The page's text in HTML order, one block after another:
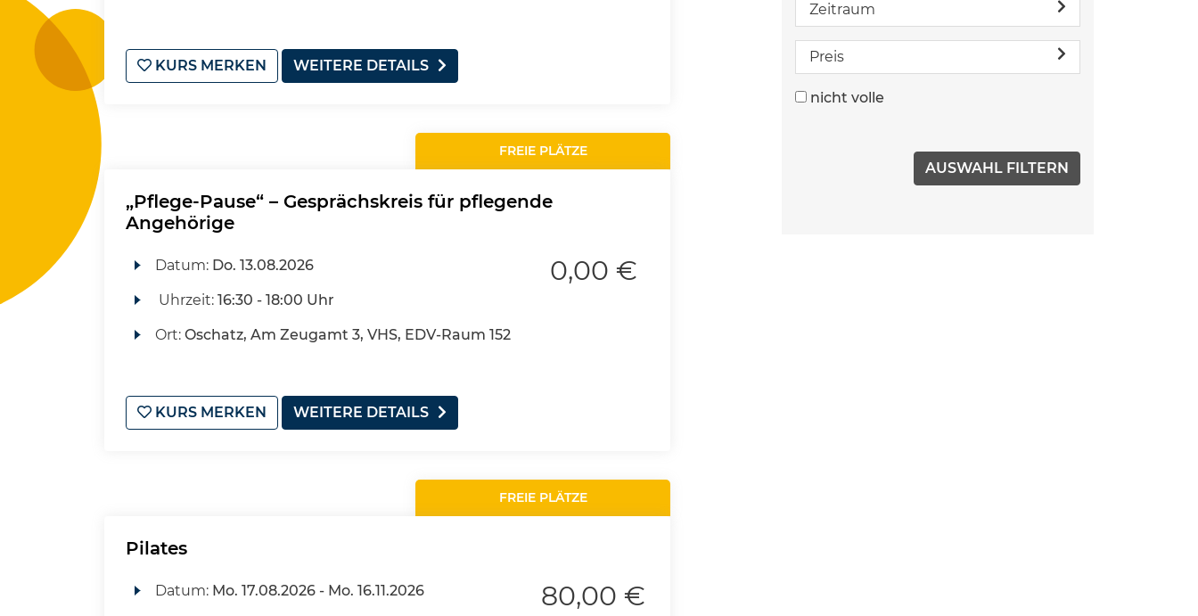
KURS MERKEN WEITERE DETAILS
FREIE PLÄTZE
„Pflege-Pause“ – Gesprächskreis für pflegende
Angehörige
Datum: Do. 13.08.2026
Uhrzeit: 16:30 - 18:00 Uhr
Ort: Oschatz, Am Zeugamt 3, VHS, EDV-Raum 152
0,00 €
KURS MERKEN WEITERE DETAILS
FREIE PLÄTZE
Pilates
Datum: Mo. 17.08.2026 - Mo. 16.11.2026 80,00 €
Zeitraum
Preis
nicht volle